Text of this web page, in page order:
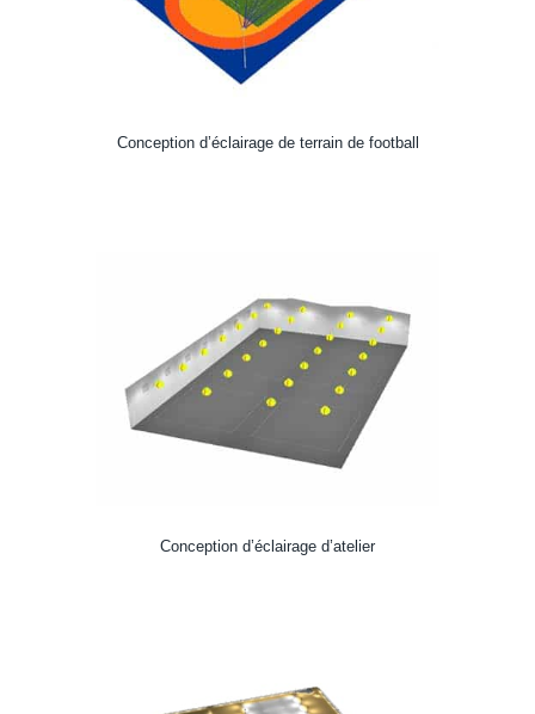
Conception d’éclairage de terrain de football
Conception d’éclairage d’atelier